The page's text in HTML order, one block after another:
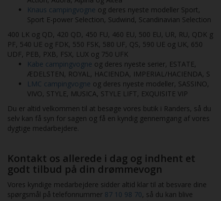
Knaus campingvogne og deres nyeste modeller Sport,
Sport E-power Selection, Sudwind, Scandinavian Selection
400 LK og QD, 420 QD, 450 FU, 460 EU, 500 EU, UR, RU, QDK g
PF, 540 UE og FDK, 550 FSK, 580 UF, QS, 590 UE og UK, 650
UDF, PEB, PXB, FSX, LUX og 750 UFK
Kabe campingvogne og deres nyeste serier, ESTATE,
ÆDELSTEN, ROYAL, HACIENDA, IMPERIAL/HACIENDA, S
LMC campingvogne og deres nyeste modeller, SASSINO,
VIVO, STYLE, MUSICA, STYLE LIFT, EXQUISITE VIP
Du er altid velkommen til at besøge vores butik i Randers, så du
selv kan få syn for sagen og få en kyndig gennemgang af vores
dygtige medarbejdere.
Kontakt os allerede i dag og indhent et
godt tilbud på din drømmevogn
Vores kyndige medarbejdere sidder altid klar til at besvare dine
spørgsmål på telefonnummer 87 10 98 70, så du kan blive